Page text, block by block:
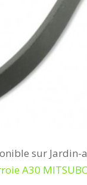
sur Jardin-
A30